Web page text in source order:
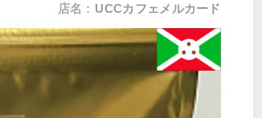
店名 : UCCカフェメルカード